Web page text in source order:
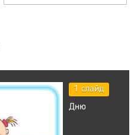
1 слайд
Дню